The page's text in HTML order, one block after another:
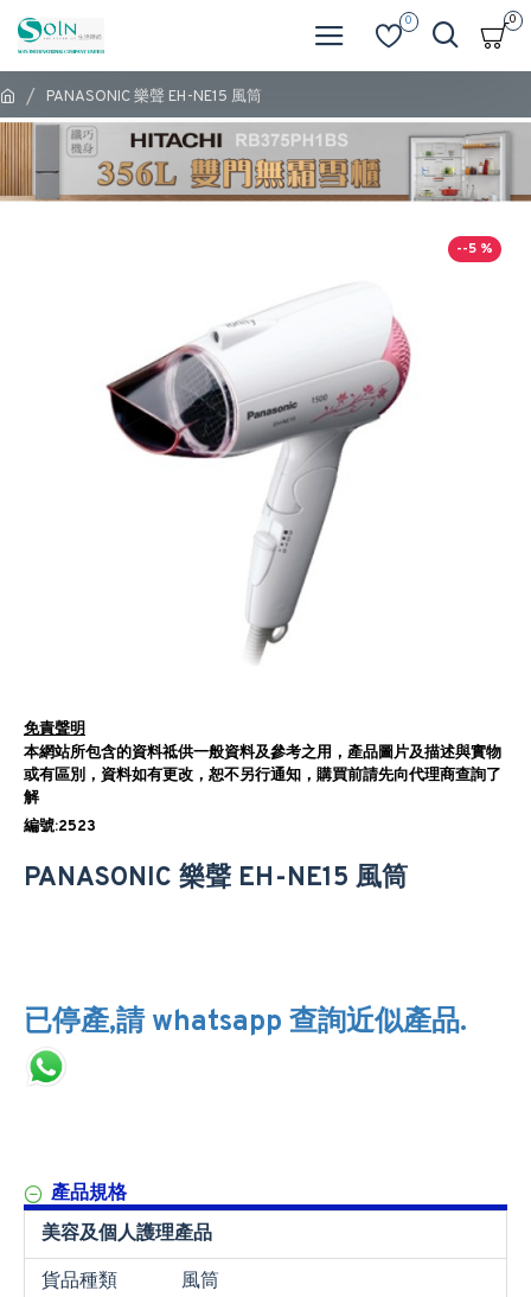
0 0
PANASONIC 樂聲 EH-NE15 風筒
--5 %
免責聲明
本網站所包含的資料祗供一般資料及參考之用，產品圖片及描述與實物
或有區別，資料如有更改，恕不另行通知，購買前請先向代理商查詢了
解
編號:2523
PANASONIC 樂聲 EH-NE15 風筒
已停產,請 whatsapp 查詢近似產品.
產品規格
美容及個人護理產品
貨品種類
風筒